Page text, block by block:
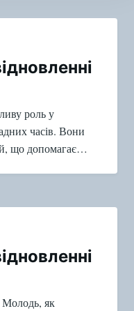
роль у
часів. Вони
що допомагає…
як